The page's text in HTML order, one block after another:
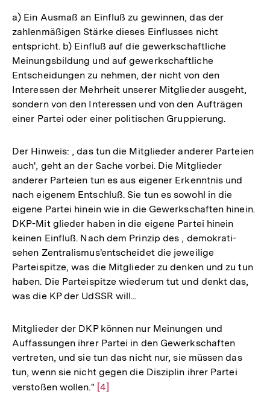
a) Ein Ausmaß an Einfluß zu gewinnen, das der
zahlenmäßigen Stärke dieses Einflusses nicht
entspricht. b) Einfluß auf die gewerkschaftliche
Meinungsbildung und auf gewerkschaftliche
Entscheidungen zu nehmen, der nicht von den
Interessen der Mehrheit unserer Mitglieder ausgeht,
sondern von den Interessen und von den Aufträgen
einer Partei oder einer politischen Gruppierung.
Der Hinweis: , das tun die Mitglieder anderer Parteien
auch', geht an der Sache vorbei. Die Mitglieder
anderer Parteien tun es aus eigener Erkenntnis und
nach eigenem Entschluß. Sie tun es sowohl in die
eigene Partei hinein wie in die Gewerkschaften hinein.
DKP-Mit glieder haben in die eigene Partei hinein
keinen Einfluß. Nach dem Prinzip des , demokrati-
sehen Zentralismus'entscheidet die jeweilige
Parteispitze, was die Mitglieder zu denken und zu tun
haben. Die Parteispitze wiederum tut und denkt das,
was die KP der UdSSR will...
Mitglieder der DKP können nur Meinungen und
Auffassungen ihrer Partei in den Gewerkschaften
vertreten, und sie tun das nicht nur, sie müssen das
tun, wenn sie nicht gegen die Disziplin ihrer Partei
verstoßen wollen." Zur
[4]